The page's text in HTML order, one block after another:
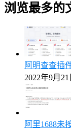
浏览最多的
阿明查查插
2022年9月21
阿里1688未